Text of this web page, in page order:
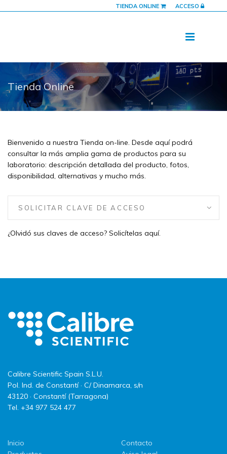
TIENDA ONLINE ACCESO
Tienda Online
Bienvenido a nuestra Tienda on-line. Desde aquí podrá
consultar la más amplia gama de productos para su
laboratorio: descripción detallada del producto, fotos,
disponibilidad, alternativas y mucho más.
SOLICITAR CLAVE DE ACCESO
¿Olvidó sus claves de acceso? Solicítelas aquí.
Calibre Scientific Spain S.L.U.
Pol. Ind. de Constantí · C/ Dinamarca, s/n
43120 · Constantí (Tarragona)
Tel. +34 977 524 477
Inicio
Contacto